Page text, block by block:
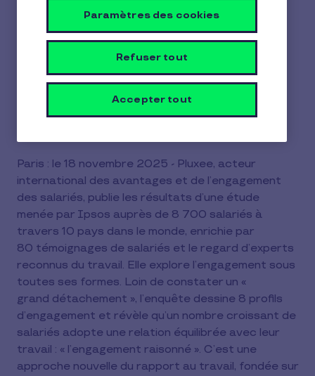
règles de l’engagement des
salariés
25 novembre 2025
Avec une étude inédite menée par Ipsos dans 10
Paris : le 18 novembre 2025 - Pluxee, acteur
international des avantages et de l’engagement
des salariés, publie les résultats d’une étude
menée par Ipsos auprès de 8 700 salariés à
travers 10 pays dans le monde, enrichie par
80 témoignages de salariés et le regard d’experts
reconnus du travail. Elle explore l’engagement sous
toutes ses formes. Loin de constater un «
grand détachement », l’enquête dessine 8 profils
d’engagement et révèle qu’un nombre croissant de
salariés adopte une relation équilibrée avec leur
travail : « l’engagement raisonné ». C’est une
approche nouvelle du rapport au travail, fondée sur
Paramètres des cookies
Refuser tout
Accepter tout